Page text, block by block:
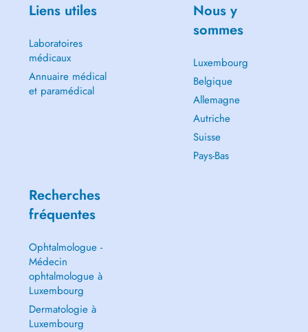
Liens utiles
Laboratoires
médicaux
Annuaire médical
et paramédical
Nous y
sommes
Luxembourg
Belgique
Allemagne
Autriche
Suisse
Pays-Bas
Recherches
fréquentes
Ophtalmologue -
Médecin
ophtalmologue à
Luxembourg
Dermatologie à
Luxembourg